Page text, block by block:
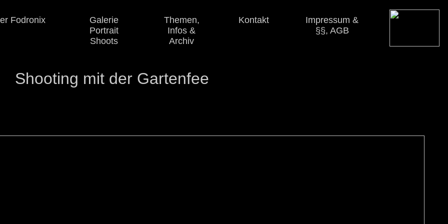
Fodronix
Galerie
Portrait
Shoots
Themen,
Infos &
Archiv
Kontakt
Impressum &
§§, AGB
Shooting mit der Gartenfee